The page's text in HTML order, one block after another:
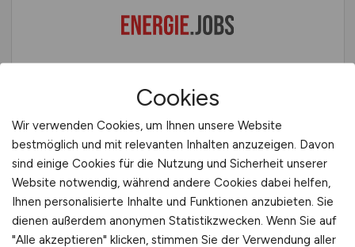
Energiewirtschaft: Energiegewinnung,
Energiesicherheit, Gebäude- und
Versorgungstechnik und Energiespeicherung
Cookies
Wir verwenden Cookies, um Ihnen unsere Website
bestmöglich und mit relevanten Inhalten anzuzeigen. Davon
sind einige Cookies für die Nutzung und Sicherheit unserer
Website notwendig, während andere Cookies dabei helfen,
Ihnen personalisierte Inhalte und Funktionen anzubieten. Sie
dienen außerdem anonymen Statistikzwecken. Wenn Sie auf
"Alle akzeptieren" klicken, stimmen Sie der Verwendung aller